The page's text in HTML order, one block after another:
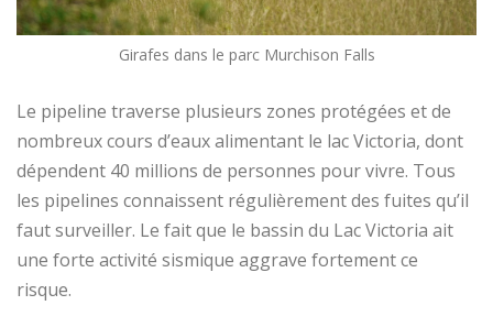
Girafes dans le parc Murchison Falls
Le pipeline traverse plusieurs zones protégées et de
nombreux cours d’eaux alimentant le lac Victoria, dont
dépendent 40 millions de personnes pour vivre. Tous
les pipelines connaissent régulièrement des fuites qu’il
faut surveiller. Le fait que le bassin du Lac Victoria ait
une forte activité sismique aggrave fortement ce
risque.